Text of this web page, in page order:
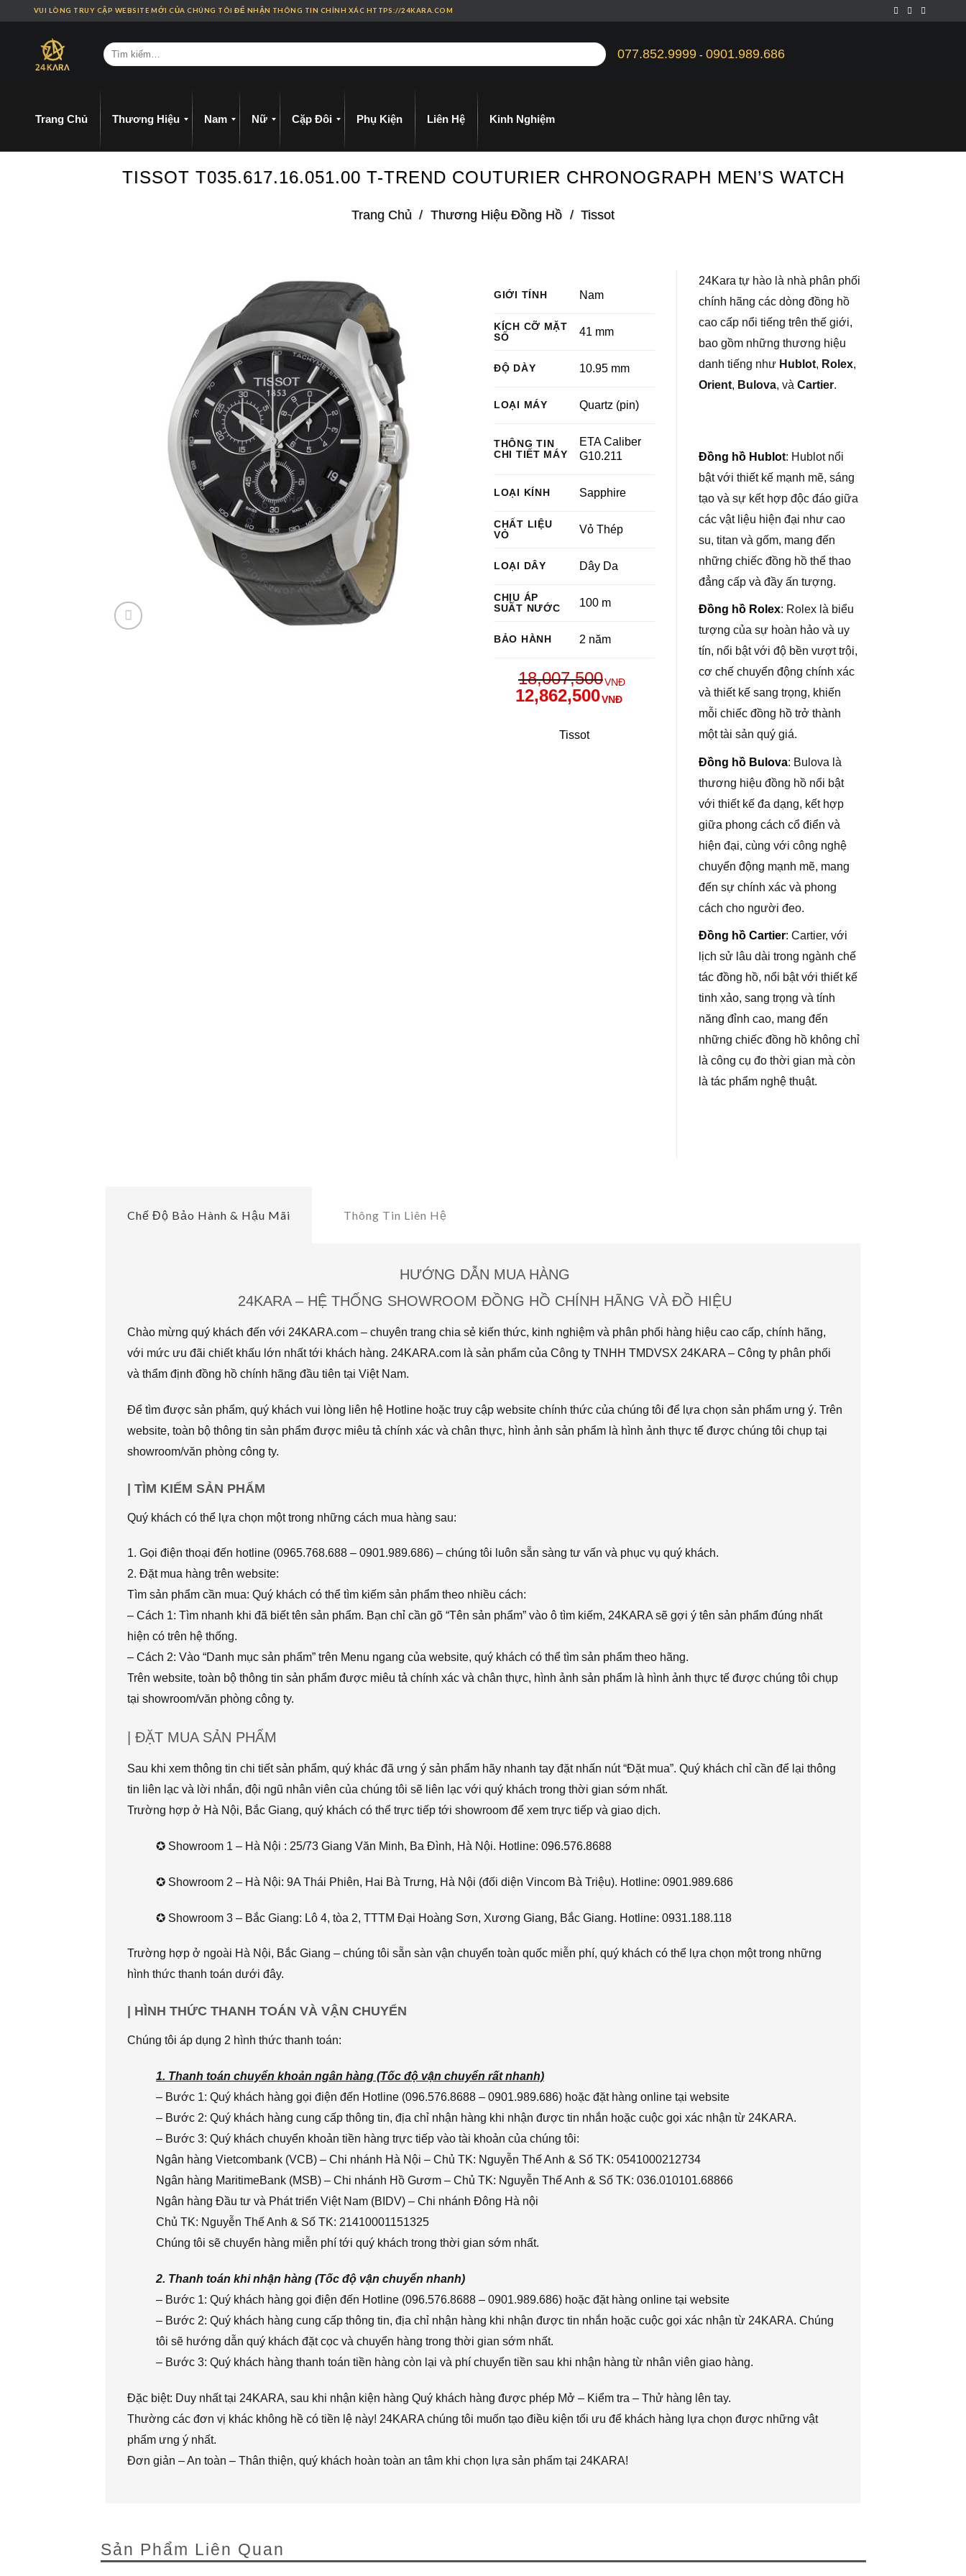
VUI LÒNG TRUY CẬP WEBSITE MỚI CỦA CHÚNG TÔI ĐỂ NHẬN THÔNG TIN CHÍNH XÁC HTTPS://24KARA.COM
077.852.9999- 0901.989.686
Trang Chủ Thương Hiệu Nam Nữ Cặp Đôi Phụ Kiện Liên Hệ Kinh Nghiệm
TISSOT T035.617.16.051.00 T-TREND COUTURIER CHRONOGRAPH MEN’S WATCH
Trang Chủ / Thương Hiệu Đồng Hồ / Tissot
GIỚI TÍNH Nam
KÍCH CỠ MẶT
SỐ
41 mm
ĐỘ DÀY 10.95 mm
LOẠI MÁY Quartz (pin)
THÔNG TIN
CHI TIẾT MÁY
ETA Caliber
G10.211
LOẠI KÍNH Sapphire
CHẤT LIỆU
VỎ
Vỏ Thép
LOẠI DÂY Dây Da
CHỊU ÁP
SUẤT NƯỚC
100 m
BẢO HÀNH 2 năm
18,007,500VNĐ
12,862,500VNĐ
Tissot
24Kara tự hào là nhà phân phối
chính hãng các dòng đồng hồ
cao cấp nổi tiếng trên thế giới,
bao gồm những thương hiệu
danh tiếng như Hublot, Rolex,
Orient, Bulova, và Cartier.
Đồng hồ Hublot: Hublot nổi
bật với thiết kế mạnh mẽ, sáng
tạo và sự kết hợp độc đáo giữa
các vật liệu hiện đại như cao
su, titan và gốm, mang đến
những chiếc đồng hồ thể thao
đẳng cấp và đầy ấn tượng.
Đồng hồ Rolex: Rolex là biểu
tượng của sự hoàn hảo và uy
tín, nổi bật với độ bền vượt trội,
cơ chế chuyển động chính xác
và thiết kế sang trọng, khiến
mỗi chiếc đồng hồ trở thành
một tài sản quý giá.
Đồng hồ Bulova: Bulova là
thương hiệu đồng hồ nổi bật
với thiết kế đa dạng, kết hợp
giữa phong cách cổ điển và
hiện đại, cùng với công nghệ
chuyển động mạnh mẽ, mang
đến sự chính xác và phong
cách cho người đeo.
Đồng hồ Cartier: Cartier, với
lịch sử lâu dài trong ngành chế
tác đồng hồ, nổi bật với thiết kế
tinh xảo, sang trọng và tính
năng đỉnh cao, mang đến
những chiếc đồng hồ không chỉ
là công cụ đo thời gian mà còn
là tác phẩm nghệ thuật.
Chế Độ Bảo Hành & Hậu Mãi Thông Tin Liên Hệ
HƯỚNG DẪN MUA HÀNG
24KARA – HỆ THỐNG SHOWROOM ĐỒNG HỒ CHÍNH HÃNG VÀ ĐỒ HIỆU
Chào mừng quý khách đến với 24KARA.com – chuyên trang chia sẻ kiến thức, kinh nghiệm và phân phối hàng hiệu cao cấp, chính hãng,
với mức ưu đãi chiết khấu lớn nhất tới khách hàng. 24KARA.com là sản phẩm của Công ty TNHH TMDVSX 24KARA – Công ty phân phối
và thẩm định đồng hồ chính hãng đầu tiên tại Việt Nam.
Để tìm được sản phẩm, quý khách vui lòng liên hệ Hotline hoặc truy cập website chính thức của chúng tôi để lựa chọn sản phẩm ưng ý. Trên
website, toàn bộ thông tin sản phẩm được miêu tả chính xác và chân thực, hình ảnh sản phẩm là hình ảnh thực tế được chúng tôi chụp tại
showroom/văn phòng công ty.
| TÌM KIẾM SẢN PHẨM
Quý khách có thể lựa chọn một trong những cách mua hàng sau:
1. Gọi điện thoại đến hotline (0965.768.688 – 0901.989.686) – chúng tôi luôn sẵn sàng tư vấn và phục vụ quý khách.
2. Đặt mua hàng trên website:
Tìm sản phẩm cần mua: Quý khách có thể tìm kiếm sản phẩm theo nhiều cách:
– Cách 1: Tìm nhanh khi đã biết tên sản phẩm. Bạn chỉ cần gõ “Tên sản phẩm” vào ô tìm kiếm, 24KARA sẽ gợi ý tên sản phẩm đúng nhất
hiện có trên hệ thống.
– Cách 2: Vào “Danh mục sản phẩm” trên Menu ngang của website, quý khách có thể tìm sản phẩm theo hãng.
Trên website, toàn bộ thông tin sản phẩm được miêu tả chính xác và chân thực, hình ảnh sản phẩm là hình ảnh thực tế được chúng tôi chụp
tại showroom/văn phòng công ty.
| ĐẶT MUA SẢN PHẨM
Sau khi xem thông tin chi tiết sản phẩm, quý khác đã ưng ý sản phẩm hãy nhanh tay đặt nhấn nút “Đặt mua”. Quý khách chỉ cần để lại thông
tin liên lạc và lời nhắn, đội ngũ nhân viên của chúng tôi sẽ liên lạc với quý khách trong thời gian sớm nhất.
Trường hợp ở Hà Nội, Bắc Giang, quý khách có thể trực tiếp tới showroom để xem trực tiếp và giao dịch.
✪ Showroom 1 – Hà Nội : 25/73 Giang Văn Minh, Ba Đình, Hà Nội. Hotline: 096.576.8688
✪ Showroom 2 – Hà Nội: 9A Thái Phiên, Hai Bà Trưng, Hà Nội (đối diện Vincom Bà Triệu). Hotline: 0901.989.686
✪ Showroom 3 – Bắc Giang: Lô 4, tòa 2, TTTM Đại Hoàng Sơn, Xương Giang, Bắc Giang. Hotline: 0931.188.118
Trường hợp ở ngoài Hà Nội, Bắc Giang – chúng tôi sẵn sàn vận chuyển toàn quốc miễn phí, quý khách có thể lựa chọn một trong những
hình thức thanh toán dưới đây.
| HÌNH THỨC THANH TOÁN VÀ VẬN CHUYỂN
Chúng tôi áp dụng 2 hình thức thanh toán:
1. Thanh toán chuyển khoản ngân hàng (Tốc độ vận chuyển rất nhanh)
– Bước 1: Quý khách hàng gọi điện đến Hotline (096.576.8688 – 0901.989.686) hoặc đặt hàng online tại website
– Bước 2: Quý khách hàng cung cấp thông tin, địa chỉ nhận hàng khi nhận được tin nhắn hoặc cuộc gọi xác nhận từ 24KARA.
– Bước 3: Quý khách chuyển khoản tiền hàng trực tiếp vào tài khoản của chúng tôi:
Ngân hàng Vietcombank (VCB) – Chi nhánh Hà Nội – Chủ TK: Nguyễn Thế Anh & Số TK: 0541000212734
Ngân hàng MaritimeBank (MSB) – Chi nhánh Hồ Gươm – Chủ TK: Nguyễn Thế Anh & Số TK: 036.010101.68866
Ngân hàng Đầu tư và Phát triển Việt Nam (BIDV) – Chi nhánh Đông Hà nội
Chủ TK: Nguyễn Thế Anh & Số TK: 21410001151325
Chúng tôi sẽ chuyển hàng miễn phí tới quý khách trong thời gian sớm nhất.
2. Thanh toán khi nhận hàng (Tốc độ vận chuyển nhanh)
– Bước 1: Quý khách hàng gọi điện đến Hotline (096.576.8688 – 0901.989.686) hoặc đặt hàng online tại website
– Bước 2: Quý khách hàng cung cấp thông tin, địa chỉ nhận hàng khi nhận được tin nhắn hoặc cuộc gọi xác nhận từ 24KARA. Chúng
tôi sẽ hướng dẫn quý khách đặt cọc và chuyển hàng trong thời gian sớm nhất.
– Bước 3: Quý khách hàng thanh toán tiền hàng còn lại và phí chuyển tiền sau khi nhận hàng từ nhân viên giao hàng.
Đặc biệt: Duy nhất tại 24KARA, sau khi nhận kiện hàng Quý khách hàng được phép Mở – Kiểm tra – Thử hàng lên tay.
Thường các đơn vị khác không hề có tiền lệ này! 24KARA chúng tôi muốn tạo điều kiện tối ưu để khách hàng lựa chọn được những vật
phẩm ưng ý nhất.
Đơn giản – An toàn – Thân thiện, quý khách hoàn toàn an tâm khi chọn lựa sản phẩm tại 24KARA!
Sản Phẩm Liên Quan